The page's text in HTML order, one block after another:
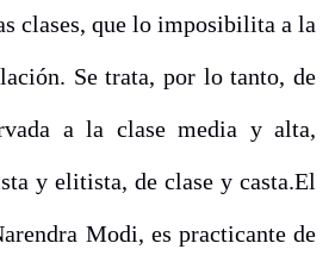
clases, que lo imposibilita a la
Se trata, por lo tanto, de
a la clase media y alta,
y elitista, de clase y casta.El
Modi, es practicante de